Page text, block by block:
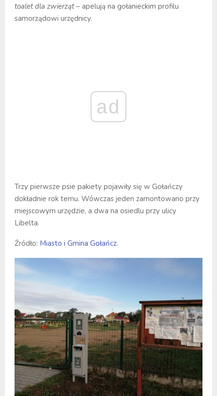
toalet dla zwierząt– apelują na gołanieckim profilu
samorządowi urzędnicy.
ad
Trzy pierwsze psie pakiety pojawiły się w Gołańczy
dokładnie rok temu. Wówczas jeden zamontowano przy
miejscowym urzędzie, a dwa na osiedlu przy ulicy
Libelta.
Źródło: Miasto i Gmina Gołańcz.